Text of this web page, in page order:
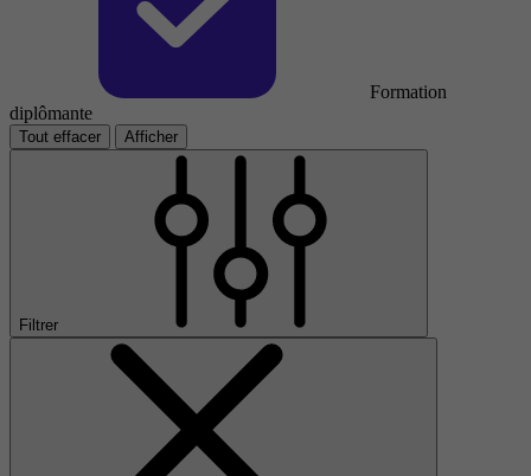
Formation
diplômante
Tout effacer Afficher
Filtrer